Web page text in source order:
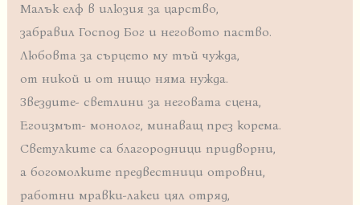
Малък елф в илюзия за царство,
забравил Господ Бог и неговото паство.
Любовта за сърцето му тъй чужда,
от никой и от нищо няма нужда.
Звездите- светлини за неговата сцена,
Егоизмът- монолог, минаващ през корема.
Светулките са благородници придворни,
а богомолките предвестници отровни,
работни мравки-лакеи цял отряд,